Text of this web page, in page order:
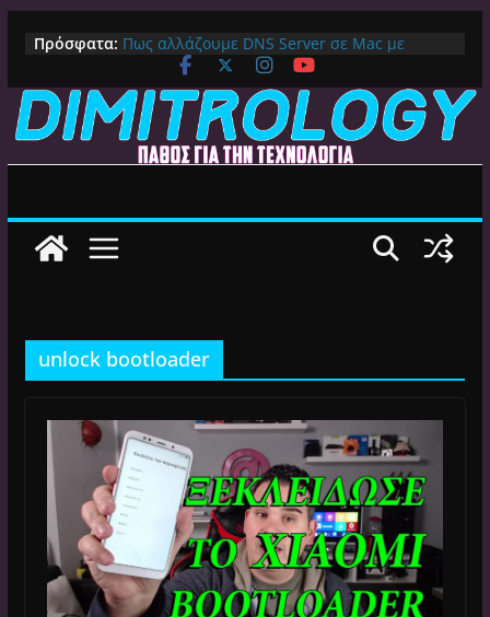
περιεχόμενο
Πρόσφατα: Πως αλλάζουμε DNS Server σε Mac με
MacOS Ventura (Macbook, Mac Mini, iMac,
κλπ)
IPVanish Προσφορά: 83% Έκπτωση στο
Premium VPN – Δες γιατί αξίζει
Alive GR Kodi: Γιατί Δεν Λειτουργεί Πλέον το
Android TV | CX File Explorer, Καθαρισμός
Ο Καλύτερος Launcher για Android TV /
unlock bootloader